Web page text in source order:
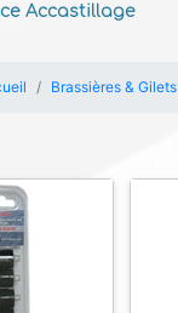
Accastillage
Brassières & Gilets